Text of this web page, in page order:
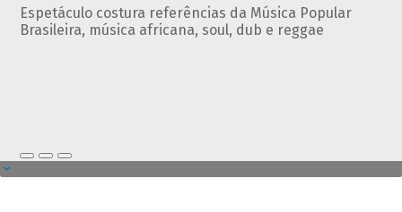
Espetáculo costura referências da Música Popular
Brasileira, música africana, soul, dub e reggae